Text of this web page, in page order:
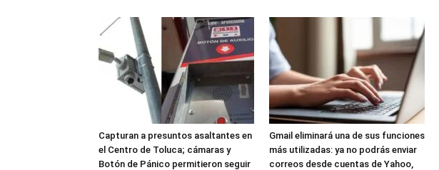
Capturan a presuntos asaltantes en
el Centro de Toluca; cámaras y
Botón de Pánico permitieron seguir
Gmail eliminará una de sus funciones
más utilizadas: ya no podrás enviar
correos desde cuentas de Yahoo,